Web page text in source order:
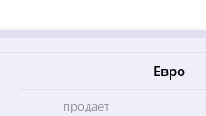
Евро
продает